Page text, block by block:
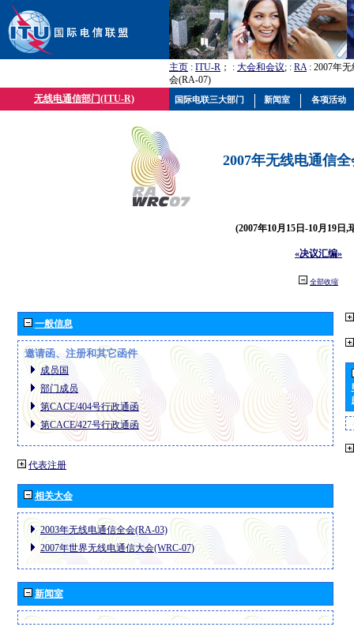
主页 : ITU-R ； : 大会和会议; : RA: 2007年
会(RA-07)
无线电通信部门(ITU-R)
2007年无线电通信
(2007年10月15日-10月19日,
«决议汇编»
全部收缩
一般信息
邀请函、注册和其它函件
成员国
部门成员
第CACE/404号行政通函
第CACE/427号行政通函
代表注册
相关大会
2003年无线电通信全会(RA-03)
2007年世界无线电通信大会(WRC-07)
新闻室
国际电联三大部门 新闻室 各项活动